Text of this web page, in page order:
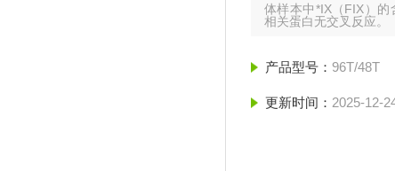
体样本中*IX（FIX）
相关蛋白无交叉反应。
产品型号： 96T/48T
更新时间： 2025-12-